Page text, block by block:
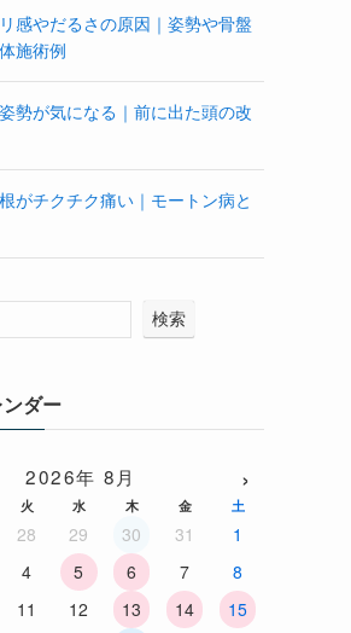
感やだるさの原因｜姿勢や骨盤
施術例
勢が気になる｜前に出た頭の改
がチクチク痛い｜モートン病と
検索
ダー
2026年 8月 ›
火 水 木 金 土
28 29 30 31
1
4 5 6 7
8
11 12 13 14
15